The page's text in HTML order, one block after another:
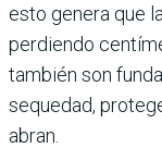
esto genera que
perdiendo
también son
sequedad,
abran.